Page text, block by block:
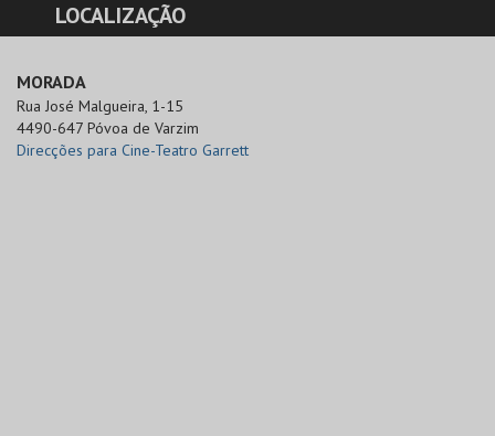
LOCALIZAÇÃO
MORADA
Rua José Malgueira, 1-15
4490-647 Póvoa de Varzim
Direcções para Cine-Teatro Garrett